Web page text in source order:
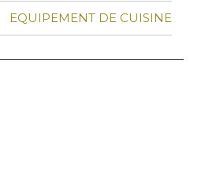
EQUIPEMENT DE CUISINE